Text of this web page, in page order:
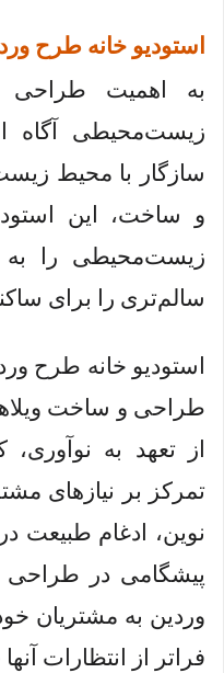
استودیو خانه طرح
به اهمیت طراحی
زیست‌محیطی آگاه
سازگار با محیط
و ساخت، این
زیست‌محیطی را به
سالم‌تری را برای
استودیو خانه طرح
طراحی و ساخت
از تعهد به
تمرکز بر نیازهای
نوین، ادغام طبیعت
پیشگامی در طراحی
وردین به مشتریان
فراتر از انتظارات